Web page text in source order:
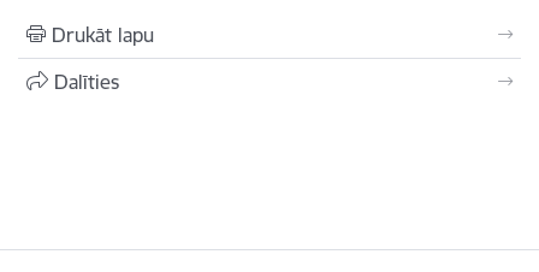
Drukāt lapu
Dalīties